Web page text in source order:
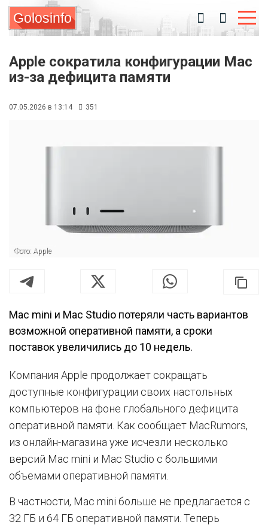
Golosinfo
Apple сократила конфигурации Mac
из-за дефицита памяти
07.05.2026 в 13:14 351
Фото: Apple
Mac mini и Mac Studio потеряли часть вариантов
возможной оперативной памяти, а сроки
поставок увеличились до 10 недель.
Компания Apple продолжает сокращать
доступные конфигурации своих настольных
компьютеров на фоне глобального дефицита
оперативной памяти. Как сообщает MacRumors,
из онлайн-магазина уже исчезли несколько
версий Mac mini и Mac Studio с большими
объемами оперативной памяти.
В частности, Mac mini больше не предлагается с
32 ГБ и 64 ГБ оперативной памяти. Теперь